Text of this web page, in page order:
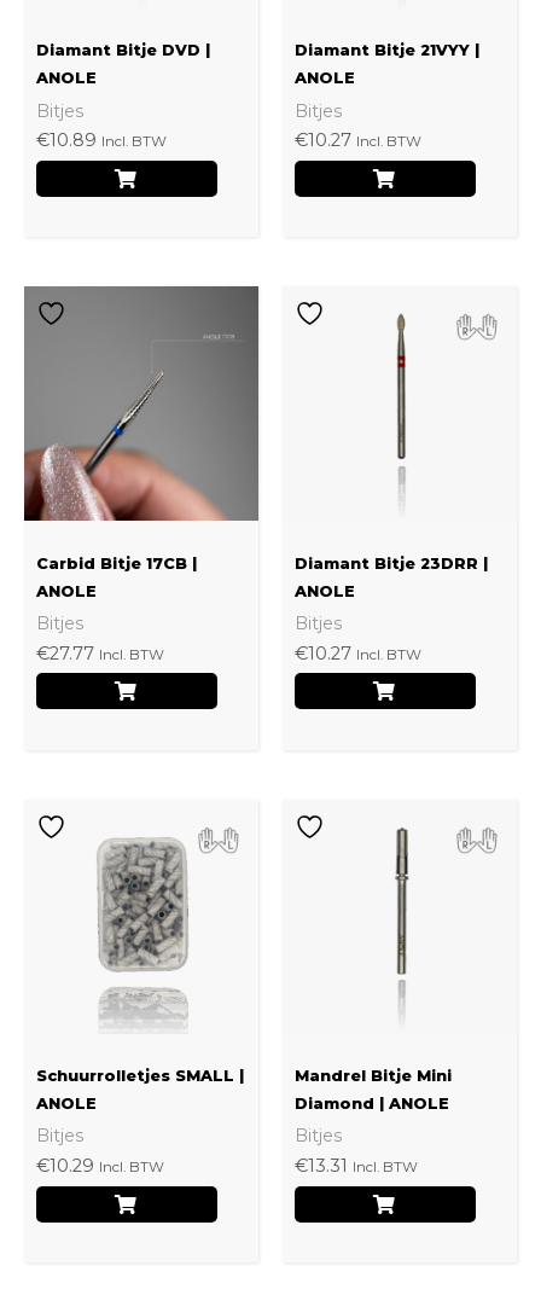
Diamant Bitje DVD |
ANOLE
Bitjes
€10.89 Incl. BTW
gekozen
de
Diamant Bitje 21VYY |
ANOLE
Bitjes
€10.27 Incl. BTW
Carbid Bitje 17CB |
ANOLE
Bitjes
€27.77 Incl. BTW
Diamant Bitje 23DRR |
ANOLE
Bitjes
€10.27 Incl. BTW
Schuurrolletjes SMALL |
ANOLE
Bitjes
€10.29 Incl. BTW
Mandrel Bitje Mini
Diamond | ANOLE
Bitjes
€13.31 Incl. BTW